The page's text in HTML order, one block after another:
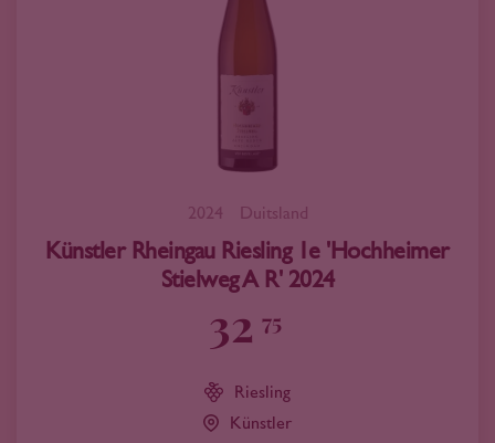
2024 Duitsland
Künstler Rheingau Riesling 1e 'Hochheimer
Stielweg A R' 2024
32 75
Riesling
Künstler